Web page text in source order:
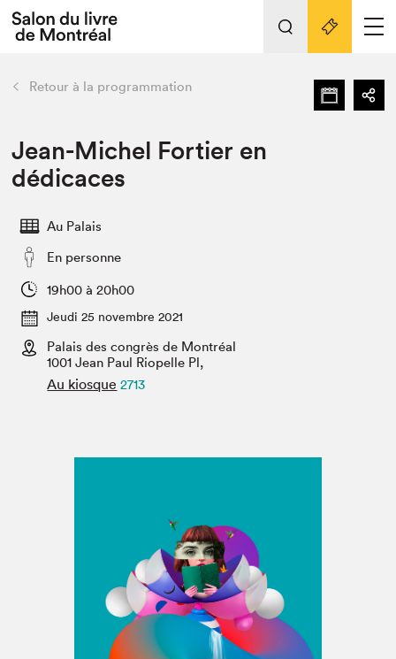
Espace exposant⋅e⋅s
Espace enseignant·e·s
L'événement
Préparer sa visite au Salon
SLM PRO
retour Nos activités
Préparer sa visite
Salon au Palais
Salon dans la ville et en ligne
Projets partenaires
Liens pratiques
Retour à la programmation
Jean-Michel Fortier en
dédicaces
Au Palais
En personne
19h00 à 20h00
Jeudi 25 novembre 2021
Palais des congrès de Montréal
1001 Jean Paul Riopelle Pl,
Au kiosque 2713